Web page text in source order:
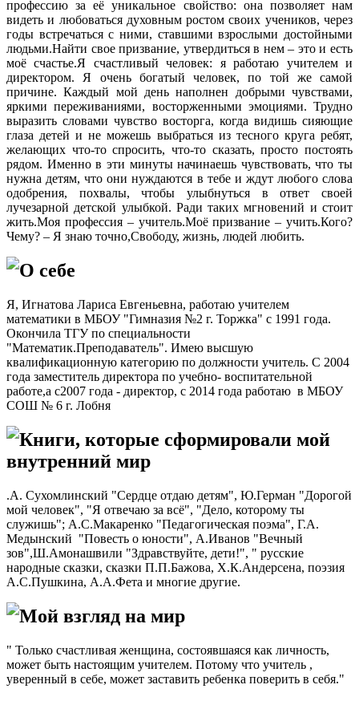
профессию за её уникальное свойство: она позволяет нам
видеть и любоваться духовным ростом своих учеников, через
годы встречаться с ними, ставшими взрослыми достойными
людьми.Найти свое призвание, утвердиться в нем – это и есть
моё счастье.Я счастливый человек: я работаю учителем и
директором. Я очень богатый человек, по той же самой
причине. Каждый мой день наполнен добрыми чувствами,
яркими переживаниями, восторженными эмоциями. Трудно
выразить словами чувство восторга, когда видишь сияющие
глаза детей и не можешь выбраться из тесного круга ребят,
желающих что-то спросить, что-то сказать, просто постоять
рядом. Именно в эти минуты начинаешь чувствовать, что ты
нужна детям, что они нуждаются в тебе и ждут любого слова
одобрения, похвалы, чтобы улыбнуться в ответ своей
лучезарной детской улыбкой. Ради таких мгновений и стоит
жить.Моя профессия – учитель.Моё призвание – учить.Кого?
Чему? – Я знаю точно,Свободу, жизнь, людей любить.
О себе
Я, Игнатова Лариса Евгеньевна, работаю учителем
математики в МБОУ "Гимназия №2 г. Торжка" с 1991 года.
Окончила ТГУ по специальности
"Математик.Преподаватель". Имею высшую
квалификационную категорию по должности учитель. С 2004
года заместитель директора по учебно- воспитательной
работе,а с2007 года - директор, с 2014 года работаю в МБОУ
СОШ № 6 г. Лобня
Книги, которые сформировали мой
внутренний мир
.А. Сухомлинский "Сердце отдаю детям", Ю.Герман "Дорогой
мой человек", "Я отвечаю за всё", "Дело, которому ты
служишь"; А.С.Макаренко "Педагогическая поэма", Г.А.
Медынский "Повесть о юности", А.Иванов "Вечный
зов",Ш.Амонашвили "Здравствуйте, дети!", " русские
народные сказки, сказки П.П.Бажова, Х.К.Андерсена, поэзия
А.С.Пушкина, А.А.Фета и многие другие.
Мой взгляд на мир
" Только счастливая женщина, состоявшаяся как личность,
может быть настоящим учителем. Потому что учитель ,
уверенный в себе, может заставить ребенка поверить в себя."